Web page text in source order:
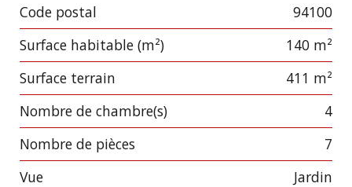
Label Value
Code postal
94100
Surface habitable (m²)
140 m²
surface terrain
411 m²
Nombre de chambre(s)
4
Nombre de pièces
7
Vue
jardin